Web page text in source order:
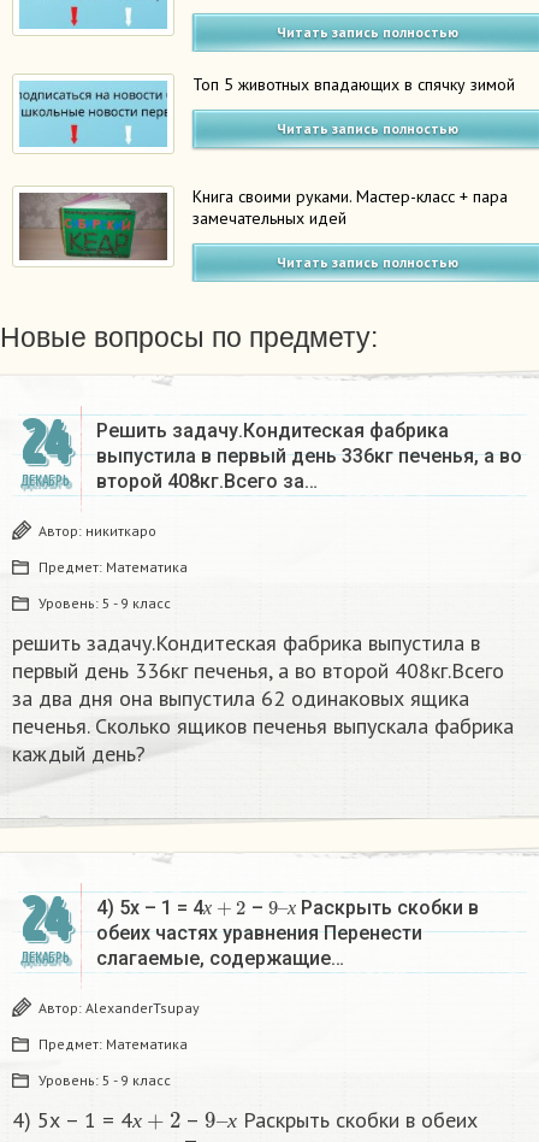
Читать запись полностью
Топ 5 животных впадающих в спячку зимой
Читать запись полностью
Книга своими руками. Мастер-класс + пара
замечательных идей
Читать запись полностью
Новые вопросы по предмету:
24
ДЕКАБРЬ
Решить задачу.Кондитеская фабрика
выпустила в первый день 336кг печенья, а во
второй 408кг.Всего за…
Автор: никиткаро
Предмет: Математика
Уровень: 5 - 9 класс
решить задачу.Кондитеская фабрика выпустила в
первый день 336кг печенья, а во второй 408кг.Всего
за два дня она выпустила 62 одинаковых ящика
печенья. Сколько ящиков печенья выпускала фабрика
каждый день?
24
ДЕКАБРЬ
4) 5х – 1 = 4х
х+2 – х
9–
х
Раскрыть скобки в
обеих частях уравнения Перенести
слагаемые, содержащие…
Автор: AlexanderTsupay
Предмет: Математика
Уровень: 5 - 9 класс
4) 5х – 1 = 4х – х
9
х
Раскрыть скобки в обеих